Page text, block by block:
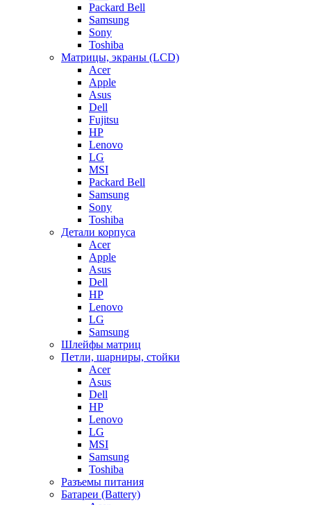
Packard Bell
Samsung
Sony
Toshiba
Матрицы, экраны (LCD)
Acer
Apple
Asus
Dell
Fujitsu
HP
Lenovo
LG
MSI
Packard Bell
Samsung
Sony
Toshiba
Детали корпуса
Acer
Apple
Asus
Dell
HP
Lenovo
LG
Samsung
Шлейфы матриц
Петли, шарниры, стойки
Acer
Asus
Dell
HP
Lenovo
LG
MSI
Samsung
Toshiba
Разъемы питания
Батареи (Battery)